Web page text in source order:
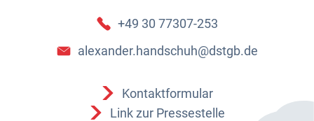
+49 30 77307-253
alexander.handschuh@dstgb.de
Kontaktformular
Link zur Pressestelle